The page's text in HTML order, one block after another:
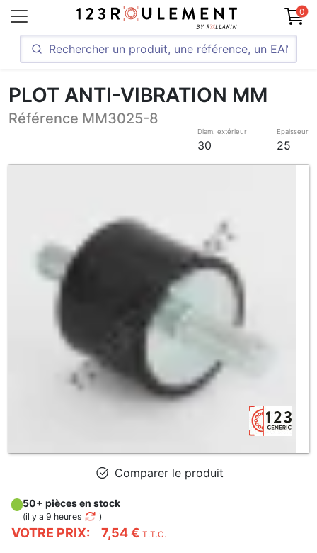
0
PLOT ANTI-VIBRATION MM
Référence MM3025-8
Diam. extérieur
30
Epaisseur
25
Comparer le produit
VOTRE PRIX: 7,54 € T.T.C.
50+ pièces en stock
(il y a 9 heures )